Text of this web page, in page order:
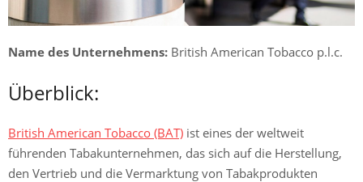
Name des Unternehmens: British American Tobacco p.l.c.
Überblick:
British American Tobacco (BAT) ist eines der weltweit
führenden Tabakunternehmen, das sich auf die Herstellung,
den Vertrieb und die Vermarktung von Tabakprodukten